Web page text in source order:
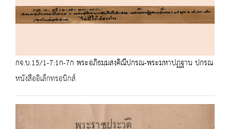
กจ.บ.15/1-7:1ก-7ก พระอภิธมฺมสงฺคิณีปกรณ-พระมหาปฏฺฐาน ปกรณ
หนังสืออิเล็กทรอนิกส์